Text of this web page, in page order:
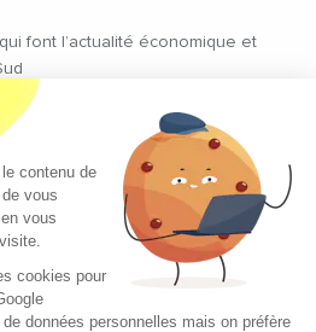
font l’actualité économique et
droits réservés